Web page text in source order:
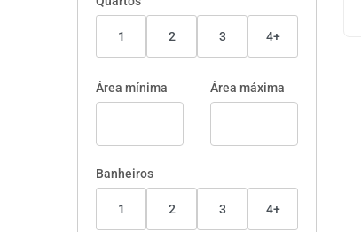
1 2 3 4+
Área mínima Área máxima
Banheiros
1 2 3 4+